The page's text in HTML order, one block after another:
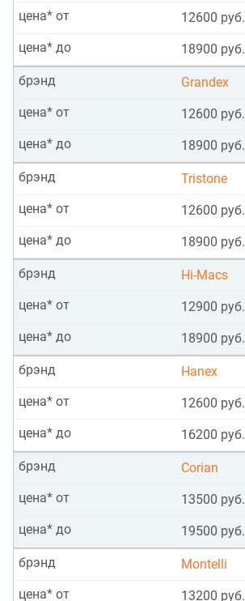
12600 руб.
цена* от
18900 руб.
цена* до
Grandex
брэнд
12600 руб.
цена* от
18900 руб.
цена* до
Tristone
брэнд
12600 руб.
цена* от
18900 руб.
цена* до
Hi-Macs
брэнд
12900 руб.
цена* от
18900 руб.
цена* до
Hanex
брэнд
12600 руб.
цена* от
16200 руб.
цена* до
Corian
брэнд
13500 руб.
цена* от
19500 руб.
цена* до
Montelli
брэнд
13200 руб.
цена* от